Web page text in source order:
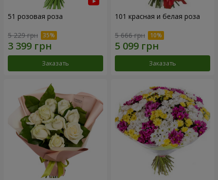
51 розовая роза
5 229 грн
Заказать
101 красная и белая роза
5 666 грн
Заказать